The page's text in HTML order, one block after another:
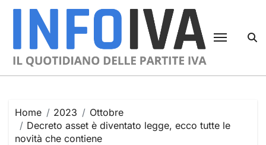
Skip
Home 2023
Ottobre
Decreto asset è diventato legge, ecco tutte le
novità che contiene